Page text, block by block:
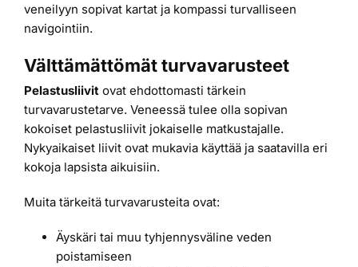
veneilyyn sopivat kartat ja kompassi turvalliseen
navigointiin.
Välttämättömät turvavarusteet
Pelastusliivit ovat ehdottomasti tärkein
turvavarustetarve. Veneessä tulee olla sopivan
kokoiset pelastusliivit jokaiselle matkustajalle.
Nykyaikaiset liivit ovat mukavia käyttää ja saatavilla eri
kokoja lapsista aikuisiin.
Muita tärkeitä turvavarusteita ovat:
Äyskäri tai muu tyhjennysväline veden
poistamiseen